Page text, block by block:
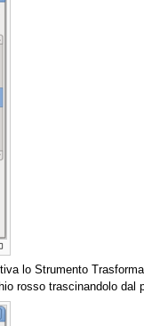
lo Strumento
rosso trascinandolo dal